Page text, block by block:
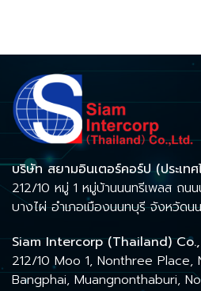
บริษัท สยามอินเตอร์คอร์ป (ประเท
212/10 หมู่ 1 หมู่บ้านนนทรีเพลส ถน
บางไผ่ อำเภอเมืองนนทบุรี จังหวัดน
Siam Intercorp (Thailand)
212/10 Moo 1, Nonthree Place,
Bangphai, Muangnonthaburi,